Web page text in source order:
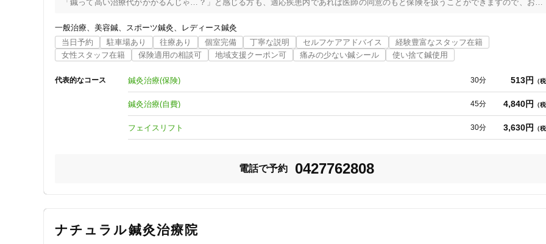
「鍼って高い治療代がかかるんじゃ…？」と感じる方も、適応疾患内であれば医師の同意のもと保険を扱うことができますので、お悩み
初めて施術を受けられる方にも、安心して受けられるように、丁寧な説明と施術を心がけております。
お悩みの方はお気軽にお電話ください！
一般治療 美容鍼 スポーツ鍼灸
レディース鍼灸
当日予約
駐車場あり 往療あり 個室完備 丁寧な説明 セルフケアアドバイス
経験豊富なスタッフ在籍
女性スタッフ在籍
保険適用の相談可 地域支援クーポン可 痛みの少ない鍼シール 使い捨て鍼使用
代表的なコース 鍼灸治療(保険) 30分 513円 （
鍼灸治療(自費) 45分 4,840円 （
フェイスリフト 30分 3,630円 （
電話で予約 0427762808
ナチュラル鍼灸治療院